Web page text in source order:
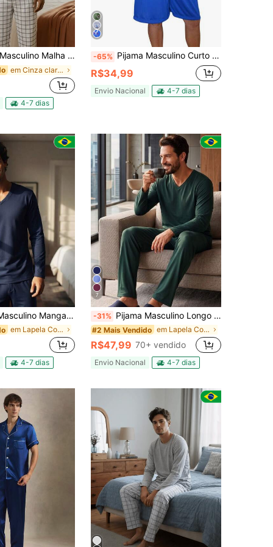
Longo Inverno Frio Adulto Xadrez Clássico
em Cinza claro Conjuntos de Loungewear Masculino
4-7 dias
-65% Pijama Masculino Curto Meia Manga Lizo Adulto em malha Verão Gola Redonda
R$34,99
Envio Nacional 4-7 dias
Longa Calça Comprida Inverno de Frio
em Lapela Conjuntos de Loungewear Masculino
4-7 dias
7
-31% Pijama Masculino Longo Adulto Manga Longa Calça Comprida
#2 Mais Vendido em Lapela Conjuntos de Loungewear Masculino
R$47,99 70+ vendido
Envio Nacional 4-7 dias